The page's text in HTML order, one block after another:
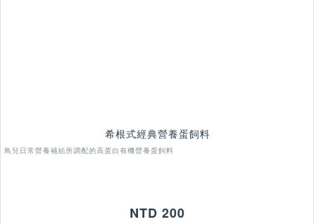
希根式經典營養蛋飼料
鳥兒日常營養補給所調配的高蛋白有機營養蛋飼料
NTD 200